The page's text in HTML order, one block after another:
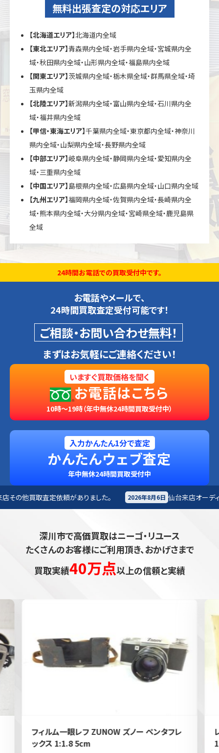
無料出張査定の対応エリア
【北海道エリア】北海道内全域
【東北エリア】青森県内全域・岩手県内全域・宮城県内全
域・秋田県内全域・山形県内全域・福島県内全域
【関東エリア】茨城県内全域・栃木県全域・群馬県全域・埼
玉県内全域
【北陸エリア】新潟県内全域・富山県内全域・石川県内全
域・福井県内全域
【甲信・東海エリア】千葉県内全域・東京都内全域・神奈川
県内全域・山梨県内全域・長野県内全域
【中部エリア】岐阜県内全域・静岡県内全域・愛知県内全
域・三重県内全域
【中国エリア】島根県内全域・広島県内全域・山口県内全域
【九州エリア】福岡県内全域・佐賀県内全域・長崎県内全
域・熊本県内全域・大分県内全域・宮崎県全域・鹿児島県
全域
24時間お電話での買取受付中です。
お電話やメールで、
24時間買取査定受付可能です！
ご相談・お問い合わせ無料！
まずはお気軽にご連絡ください！
いますぐ買取価格を聞く
お電話はこちら
10時～19時（年中無休24時間買取受付中）
入力かんたん1分で査定
かんたんウェブ査定
年中無休24時間買取受付中
りました。 2026年8月6日 仙台来店 オーディオ買取査定依頼がありま
深川市で高価買取はニーゴ・リユース
たくさんのお客様にご利用頂き、おかげさまで
買取実績40万点以上の信頼と実績
フィルム一眼レフ ZUNOW ズノー ペンタフレ
ックス 1:1.8 5cm